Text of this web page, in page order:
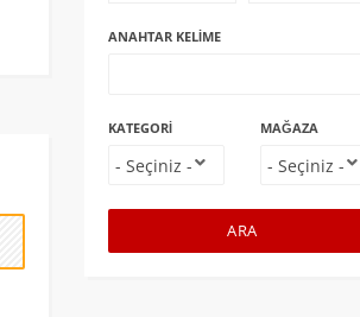
ANAHTAR KELIME
KATEGORI MAĞAZA
ARA